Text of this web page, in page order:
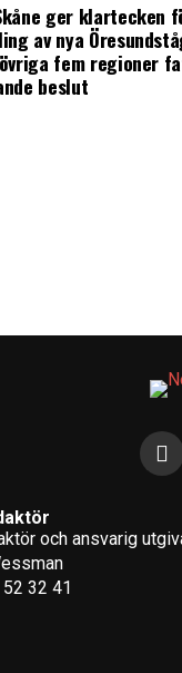
ger klartecken
av nya
fem regioner
beslut
och ansvarig
32 41